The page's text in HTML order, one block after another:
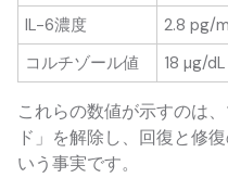
IL-6濃度
2.8 pg/
コルチゾール値
18 µg/dL
これらの数値が示すのは
ド」を解除し、回復と修
いう事実です。